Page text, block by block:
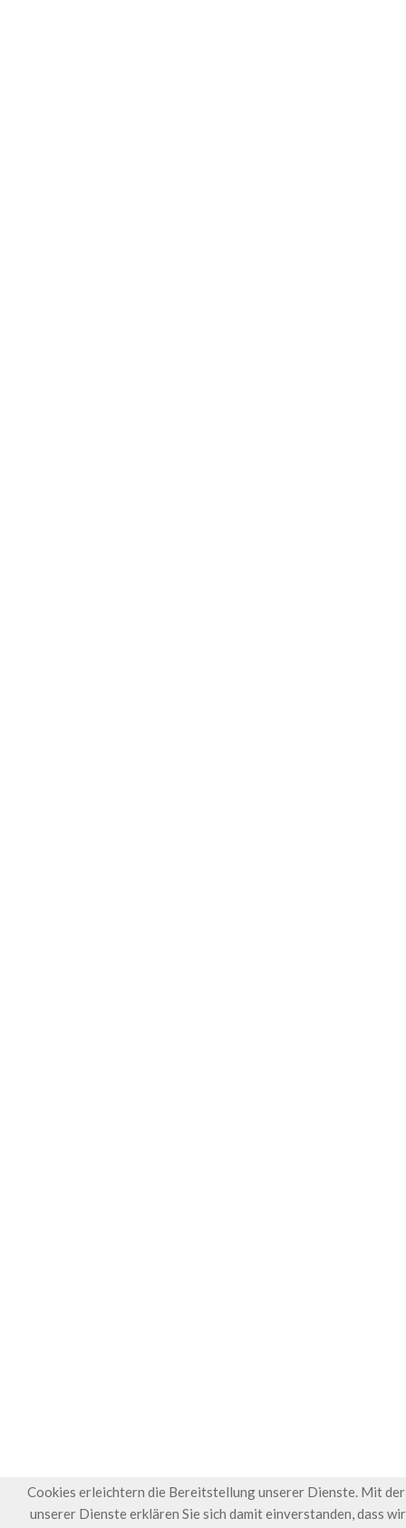
Cookies erleichtern die Bereitstellung unserer Dienste. Mit
unserer Dienste erklären Sie sich damit einverstanden, dass